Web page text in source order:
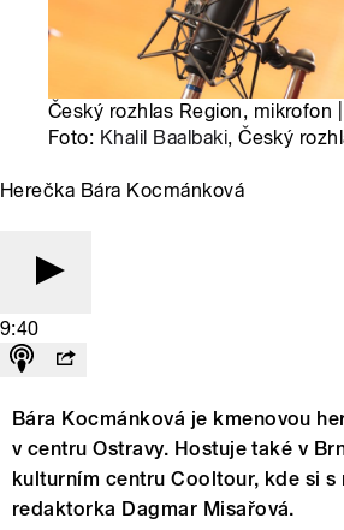
Český rozhlas Region, mikrofon |
Foto: Khalil Baalbaki, Český
Herečka Bára Kocmánková
9:40
Bára Kocmánková je kmenovou
v centru Ostravy. Hostuje také v
kulturním centru Cooltour, kde si s
redaktorka Dagmar Misařová.